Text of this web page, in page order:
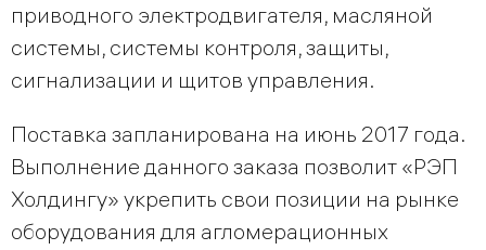
приводного электродвигателя, масляной
системы, системы контроля, защиты,
сигнализации и щитов управления.
Поставка запланирована на июнь 2017 года.
Выполнение данного заказа позволит «РЭП
Холдингу» укрепить свои позиции на рынке
оборудования для агломерационных